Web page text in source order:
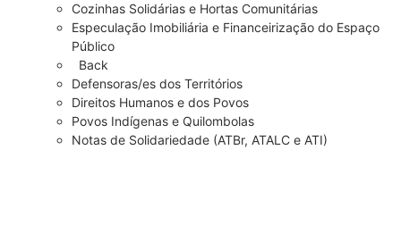
Cozinhas Solidárias e Hortas Comunitárias
Especulação Imobiliária e Financeirização do Espaço
Público
Back
Defensoras/es dos Territórios
Direitos Humanos e dos Povos
Povos Indígenas e Quilombolas
Notas de Solidariedade (ATBr, ATALC e ATI)